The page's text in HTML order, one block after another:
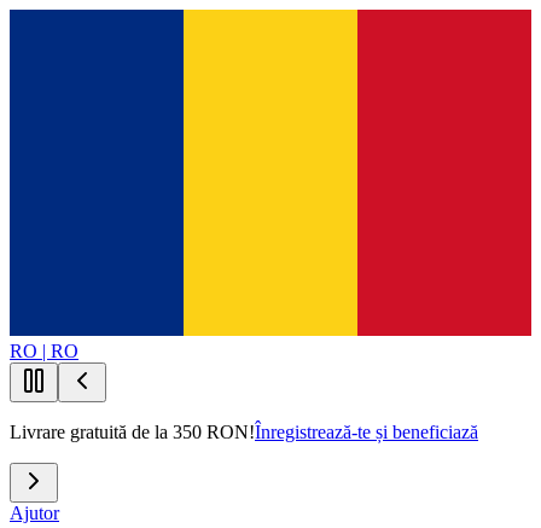
RO | RO
Livrare gratuită de la 350 RON!Înregistrează-te și beneficiază
Ajutor